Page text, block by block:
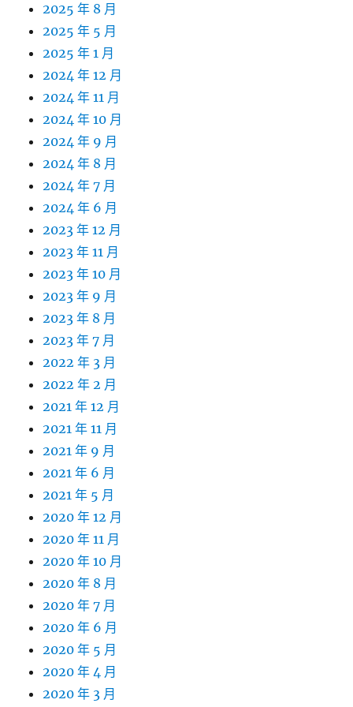
2025 年 8 月
2025 年 5 月
2025 年 1 月
2024 年 12 月
2024 年 11 月
2024 年 10 月
2024 年 9 月
2024 年 8 月
2024 年 7 月
2024 年 6 月
2023 年 12 月
2023 年 11 月
2023 年 10 月
2023 年 9 月
2023 年 8 月
2023 年 7 月
2022 年 3 月
2022 年 2 月
2021 年 12 月
2021 年 11 月
2021 年 9 月
2021 年 6 月
2021 年 5 月
2020 年 12 月
2020 年 11 月
2020 年 10 月
2020 年 8 月
2020 年 7 月
2020 年 6 月
2020 年 5 月
2020 年 4 月
2020 年 3 月